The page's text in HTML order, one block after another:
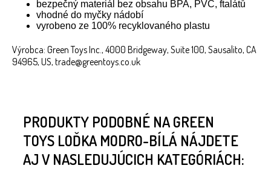
bezpečný materiál bez obsahu BPA, PVC, ftalátů
vhodné do myčky nádobí
vyrobeno ze 100% recyklovaného plastu
Výrobca: Green Toys Inc., 4000 Bridgeway, Suite 100, Sausalito, CA
94965, US, trade@greentoys.co.uk
PRODUKTY PODOBNÉ NA GREEN
TOYS LOĎKA MODRO-BÍLÁ NÁJDETE
AJ V NASLEDUJÚCICH KATEGÓRIÁCH: